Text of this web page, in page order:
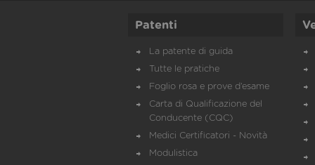
Patenti
La patente di guida
Tutte le pratiche
Foglio rosa e prove d’esame
Carta di Qualificazione del
Conducente (CQC)
Medici Certificatori - Novità
Modulistica